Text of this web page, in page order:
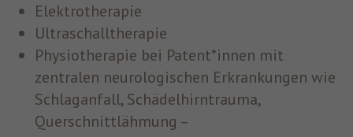
Elektrotherapie
Ultraschalltherapie
Physiotherapie bei Patent*innen mit
zentralen neurologischen Erkrankungen wie
Schlaganfall, Schädelhirntrauma,
Querschnittlähmung –